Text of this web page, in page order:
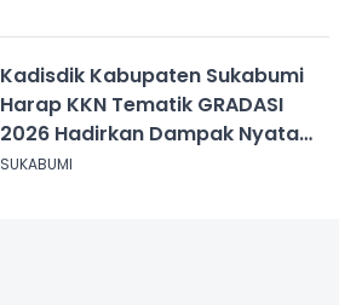
Kadisdik Kabupaten Sukabumi
Harap KKN Tematik GRADASI
2026 Hadirkan Dampak Nyata
bagi Masyarakat
SUKABUMI